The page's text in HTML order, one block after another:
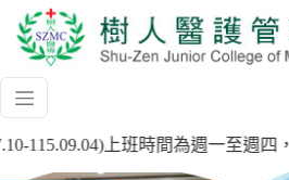
115.09.04)上班時間為週一至週